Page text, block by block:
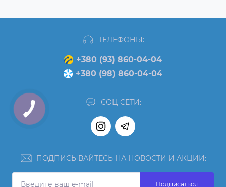
ТЕЛЕФОНЫ:
+380 (93) 860-04-04
+380 (98) 860-04-04
СОЦ СЕТИ:
ПОДПИСЫВАЙТЕСЬ НА НОВОСТИ И АКЦИИ:
Подписаться